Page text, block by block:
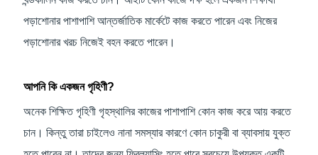
পড়াশোনার পাশাপাশি আন্তর্জাতিক মার্কেটে কাজ করতে পারেন এবং নিজের
পড়াশোনার খরচ নিজেই বহন করতে পারেন।
আপনি কি একজন গৃহিণী?
অনেক শিক্ষিত গৃহিণী গৃহস্থালির কাজের পাশাপাশি কোন কাজ করে আয় করতে
চান। কিন্তু তারা চাইলেও নানা সমস্যার কারণে কোন চাকুরী বা ব্যাবসায় যুক্ত